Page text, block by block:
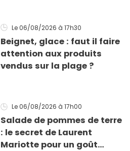
Le 06/08/2026 à 17h30
Beignet, glace : faut il faire
attention aux produits
vendus sur la plage ?
Le 06/08/2026 à 17h00
Salade de pommes de terre
: le secret de Laurent
Mariotte pour un goût